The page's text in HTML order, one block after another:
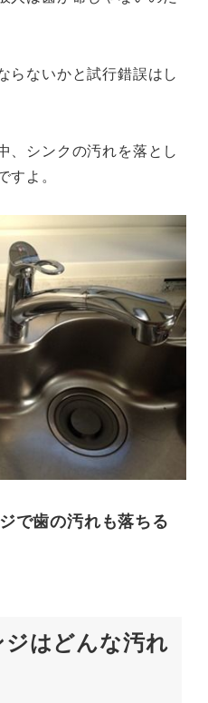
らないかと試行錯誤はし
、シンクの汚れを落とし
よ。
で歯の汚れも落ちる
はどんな汚れ